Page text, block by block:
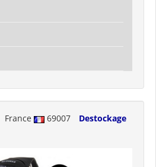
France 69007
Destockage